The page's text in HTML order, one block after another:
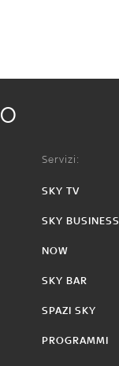
Servizi:
SKY TV
SKY BUSINESS
NOW
SKY BAR
SPAZI SKY
PROGRAMMI